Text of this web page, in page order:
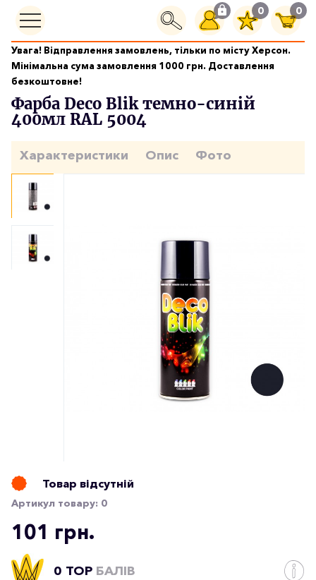
0 0
Увага! Відправлення замовлень, тільки по місту Херсон.
Мінімальна сума замовлення 1000 грн. Доставлення
безкоштовне!
Фарби аерозольні
Фарба Deco Blik темно-синій 400мл RAL 5004
Фарба Deco Blik темно-синій
400мл RAL 5004
Характеристики Опис Фото
Товар відсутній
Артикул товару: 0
101 грн.
0 TOP БАЛІВ